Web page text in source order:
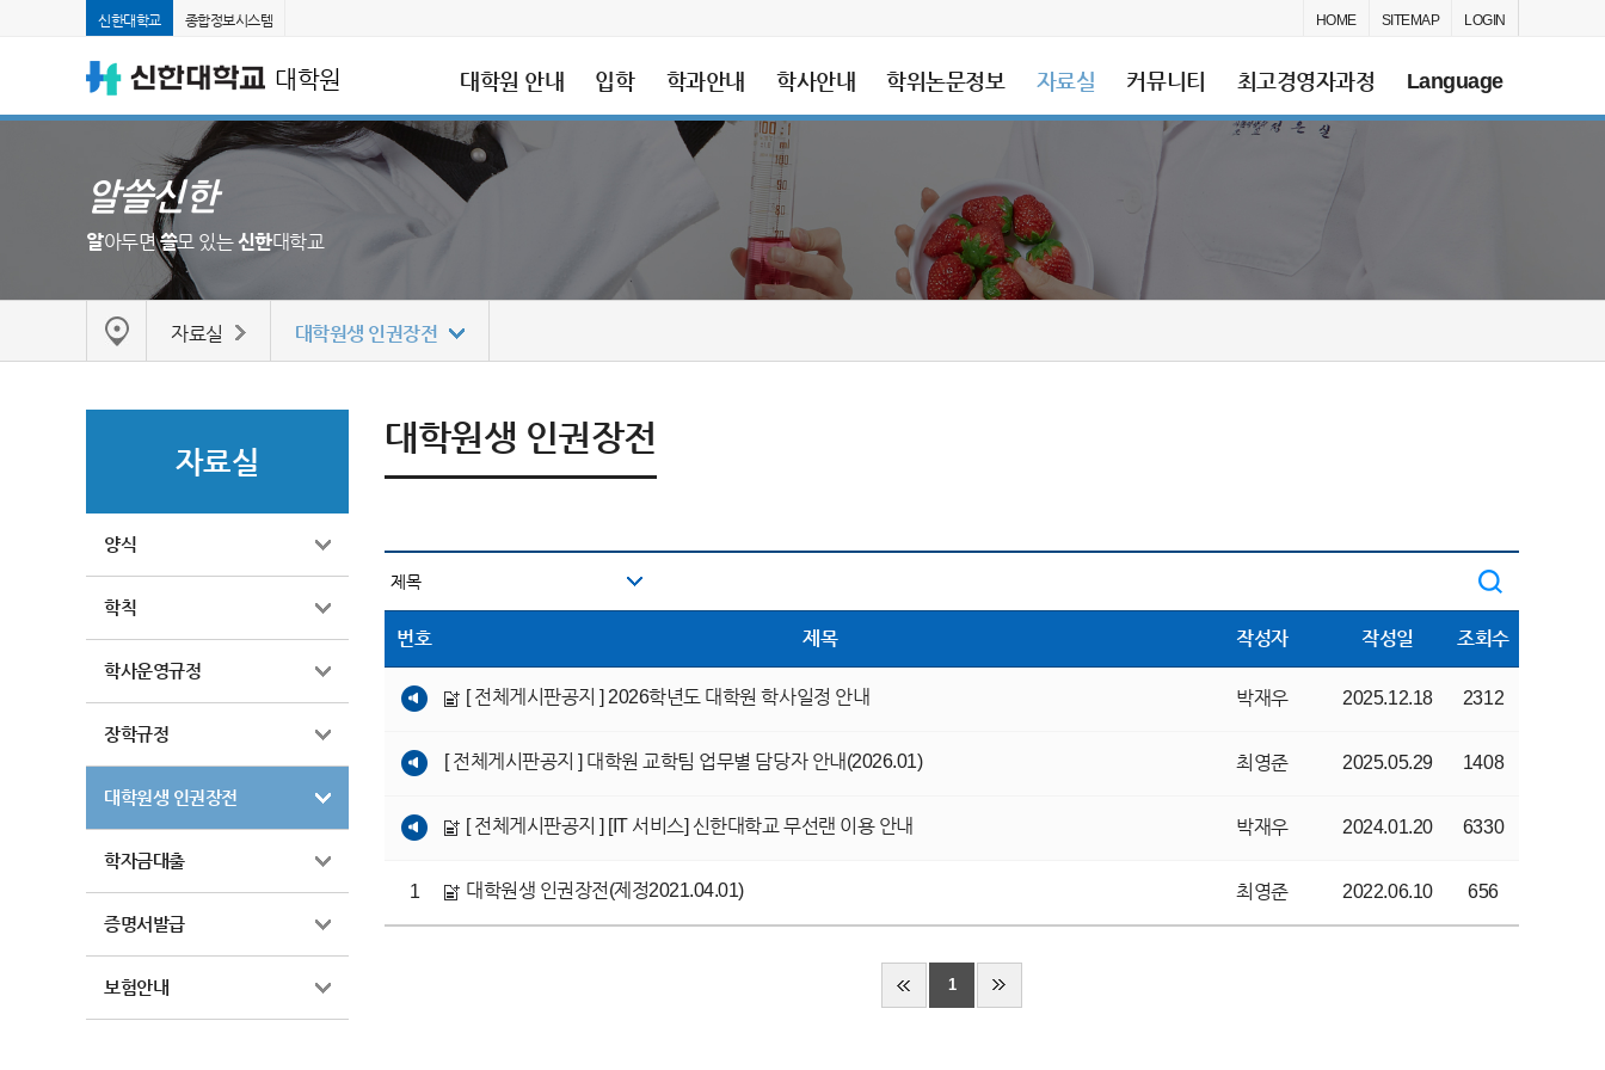
신한대학교 종합정보시스템
대학원
HOME SITEMAP LOGIN
대학원 안내 입학 학과안내 학사안내 학위논문정보 자료실 커뮤니티 최고경영자과정 Language
알쓸신한
알아두면쓸모 있는신한대학교
자료실 대학원생 인권장전
자료실
양식
학칙
학사운영규정
장학규정
대학원생 인권장전
학자금대출
증명서발급
보험안내
대학원생 인권장전
번호 제목 작성자 작성일 조회수
[ 전체게시판공지 ] 2026학년도 대학원 학사일정 안내 박재우 2025.12.18 2312
[ 전체게시판공지 ] 대학원 교학팀 업무별 담당자 안내(2026.01) 최영준 2025.05.29 1408
[ 전체게시판공지 ] [IT 서비스] 신한대학교 무선랜 이용 안내 박재우 2024.01.20 6330
1 대학원생 인권장전(제정2021.04.01) 최영준 2022.06.10 656
1